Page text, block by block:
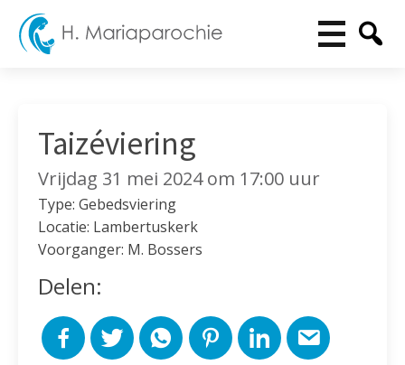
Taizéviering
Vrijdag 31 mei 2024 om 17:00 uur
Type: Gebedsviering
Locatie: Lambertuskerk
Voorganger: M. Bossers
Delen: